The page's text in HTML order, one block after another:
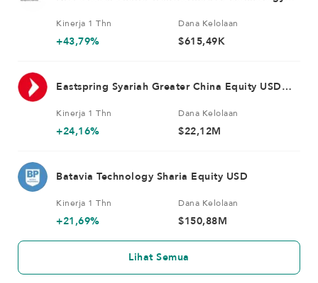
Kinerja 1 Thn
+43,79%
Dana Kelolaan
$615,49K
Eastspring Syariah Greater China Equity USD
Kinerja 1 Thn
+24,16%
Dana Kelolaan
$22,12M
Batavia Technology Sharia Equity USD
Kinerja 1 Thn
+21,69%
Dana Kelolaan
$150,88M
Lihat Semua